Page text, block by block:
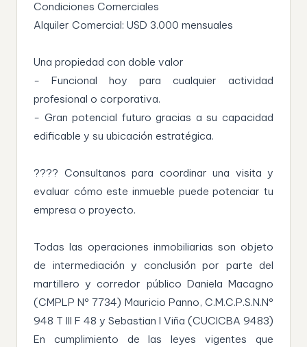
Condiciones Comerciales
Alquiler Comercial: USD 3.000 mensuales
Una propiedad con doble valor
- Funcional hoy para cualquier actividad
profesional o corporativa.
- Gran potencial futuro gracias a su capacidad
edificable y su ubicación estratégica.
???? Consultanos para coordinar una visita y
evaluar cómo este inmueble puede potenciar tu
empresa o proyecto.
Todas las operaciones inmobiliarias son objeto
de intermediación y conclusión por parte del
martillero y corredor público Daniela Macagno
(CMPLP Nº 7734) Mauricio Panno, C.M.C.P.S.N.Nº
948 T III F 48 y Sebastian I Viña (CUCICBA 9483)
En cumplimiento de las leyes vigentes que